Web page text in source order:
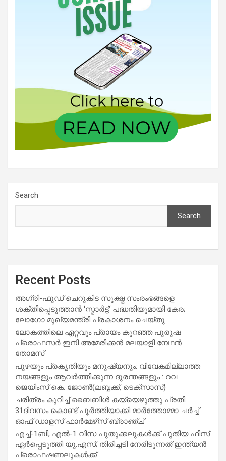
Search
Search
Recent Posts
അഗ്രി-ഫുഡ് ചെറുകിട സൂക്ഷ്മ സംരംഭങ്ങളെ
ശക്തിപ്പെടുത്താന്‍ ‘സ്മാര്‍ട്ട്’ പദ്ധതിയുമായി കേര;
ലോഗോ മുഖ്യമന്ത്രി പ്രകാശനം ചെയ്തു
ലോകത്തിലെ ഏറ്റവും പ്രായം കുറഞ്ഞ പുരുഷ
പ്രൊഫസർ ഇനി അമേരിക്കൻ മലയാളി നേഥൻ
തോമസ്
പുഴയും പ്രകൃതിയും മനുഷ്യനും: വിവേകമില്ലാത്ത
നയങ്ങളും ആവർത്തിക്കുന്ന ദുരന്തങ്ങളും : റവ.
ജെയിംസ് കെ. ജോൺ(ലബ്ബക്ക്, ടെക്സാസ്)
ചരിത്രം കുറിച്ച് ബൈബിൾ കയ്യെഴുത്തു പ്രതി
31ദിവസം കൊണ്ട് പൂർത്തിയാക്കി മാർത്തോമ്മാ ചർച്ച്
ഓഫ് ഡാളസ് ഫാർമേഴ്‌സ് ബ്രാഞ്ച്
എച്ച്-1ബി, എൽ-1 വിസ പുതുക്കലുകൾക്ക് പുതിയ ഫീസ്
ഏർപ്പെടുത്തി യു.എസ്; തിരിച്ചടി നേരിടുന്നത് ഇന്ത്യൻ
പ്രൊഫഷണലുകൾക്ക്